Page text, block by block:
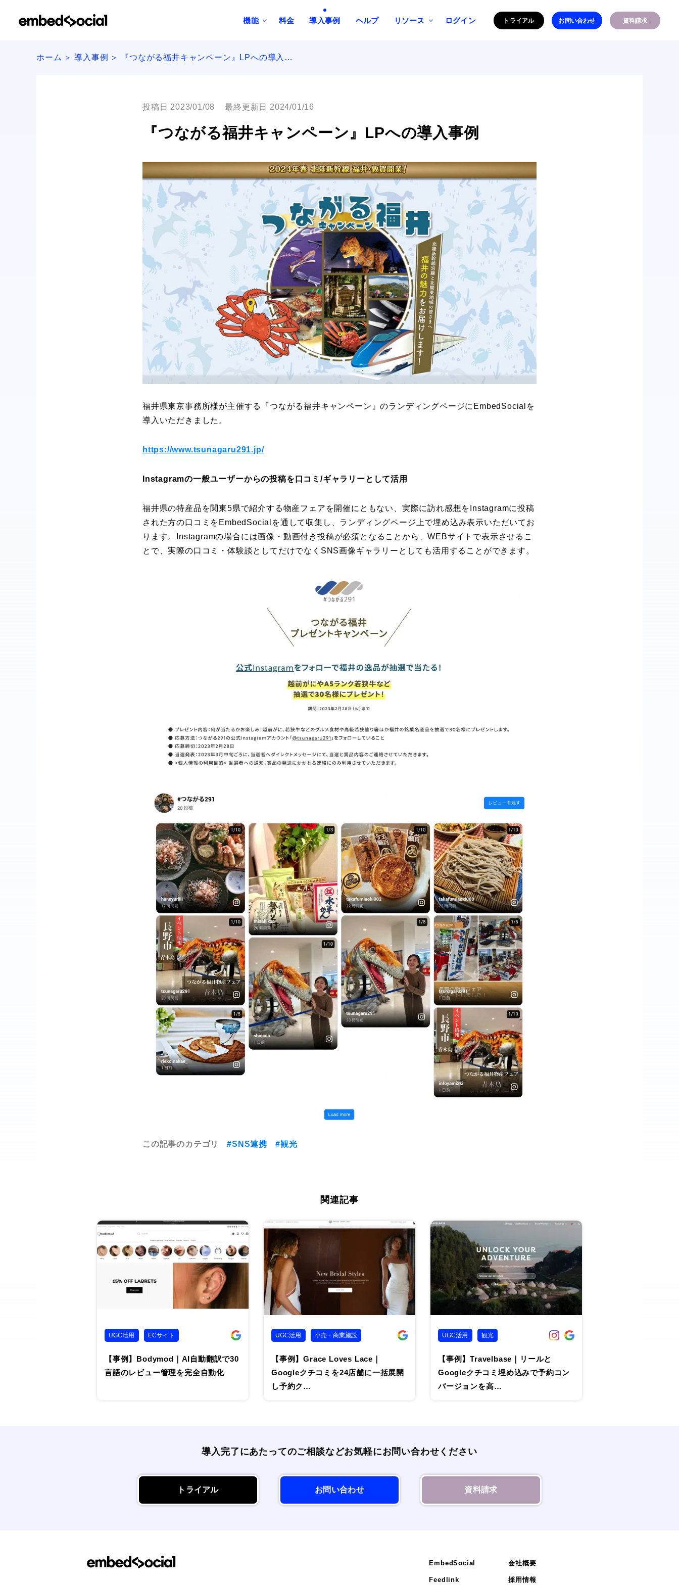
機能 料金 導入事例 ヘルプ リソース ログイン トライアル お問い合わせ 資料請求
ホーム 導入事例 『つながる福井キャンペーン』LPへの導入…
投稿日 2023/01/08 最終更新日 2024/01/16
『つながる福井キャンペーン』LPへの導入事例
福井県東京事務所様が主催する『つながる福井キャンペーン』のランディングページにEmbedSocialを
導入いただきました。
https://www.tsunagaru291.jp/
Instagramの一般ユーザーからの投稿を口コミ/ギャラリーとして活用
福井県の特産品を関東5県で紹介する物産フェアを開催にともない、実際に訪れ感想をInstagramに投稿
された方の口コミをEmbedSocialを通して収集し、ランディングページ上で埋め込み表示いただいてお
ります。Instagramの場合には画像・動画付き投稿が必須となることから、WEBサイトで表示させるこ
とで、実際の口コミ・体験談としてだけでなくSNS画像ギャラリーとしても活用することができます。
この記事のカテゴリ #SNS連携 #観光
関連記事
UGC活用 ECサイト
【事例】Bodymod｜AI自動翻訳で30
言語のレビュー管理を完全自動化
UGC活用 小売・商業施設
【事例】Grace Loves Lace｜
Googleクチコミを24店舗に一括展開
し予約ク…
UGC活用 観光
【事例】Travelbase｜リールと
Googleクチコミ埋め込みで予約コン
バージョンを高…
導入完了にあたってのご相談などお気軽にお問い合わせください
トライアル お問い合わせ 資料請求
EmbedSocial
Feedlink
会社概要
採用情報